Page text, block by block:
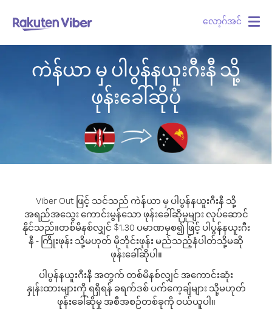
လော့ဂ်အင်
ကဲန်ယာ မှ ပါပွန်နယူးဂီးနီ သို့
ဖုန်းခေါ်ဆိုပုံ
Viber Out ဖြင့် သင်သည် ကဲန်ယာ မှ ပါပွန်နယူးဂီးနီ သို့
အရည်အသွေး ကောင်းမွန်သော ဖုန်းခေါ်ဆိုမှုများ လုပ်ဆောင်
နိုင်သည်။တစ်မိနစ်လျှင် $1.30 ပမာဏမှစ၍ ဖြင့် ပါပွန်နယူးဂီး
နီ - ကြိုးဖုန်း သို့မဟုတ် မိုဘိုင်းဖုန်း မည်သည့်နံပါတ်သို့မဆို
ဖုန်းခေါ်ဆိုပါ။
ပါပွန်နယူးဂီးနီ အတွက် တစ်မိနစ်လျှင် အကောင်းဆုံး
နှုန်းထားများကို ရရှိရန် ခရက်ဒစ် ပက်ကေ့ချ်များ သို့မဟုတ်
ဖုန်းခေါ်ဆိုမှု အစီအစဉ်တစ်ခုကို ဝယ်ယူပါ။